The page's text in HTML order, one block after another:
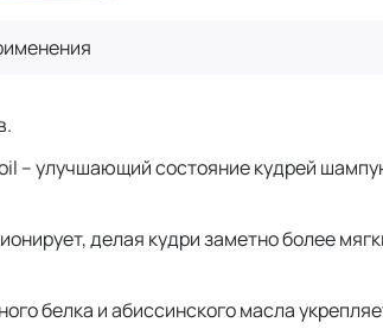
улучшающий состояние кудрей
делая кудри заметно более
белка и абиссинского масла